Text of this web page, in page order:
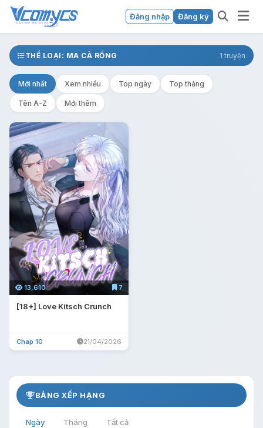
Đăng nhập Đăng ký
THỂ LOẠI: MA CÀ RỒNG 1 truyện
Mới nhất Xem nhiều Top ngày Top tháng
Tên A-Z Mới thêm
13,610 7
[18+] Love Kitsch Crunch
Chap 10 21/04/2026
BẢNG XẾP HẠNG
Ngày Tháng Tất cả